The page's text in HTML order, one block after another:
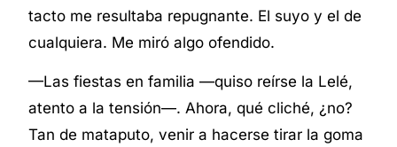
tacto me resultaba repugnante. El suyo y el de
cualquiera. Me miró algo ofendido.
—Las fiestas en familia —quiso reírse la Lelé,
atento a la tensión—. Ahora, qué cliché, ¿no?
Tan de mataputo, venir a hacerse tirar la goma